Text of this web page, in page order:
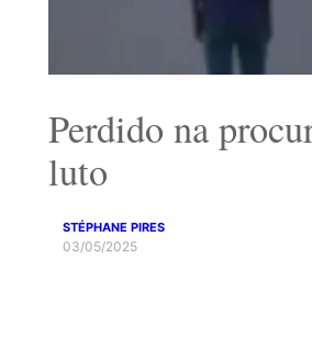
Perdido na
luto
STÉPHANE PIRES
03/05/2025